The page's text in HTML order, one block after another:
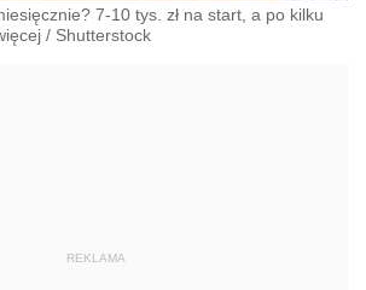
7-10 tys. zł na start, a po kilku
/ Shutterstock